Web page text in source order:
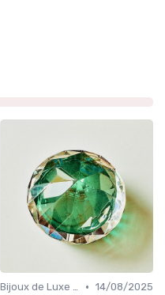
Bijoux de Luxe pour Femmes • 14/08/2025